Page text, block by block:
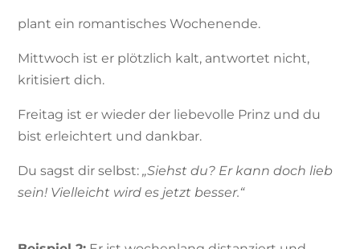
plant ein romantisches Wochenende.
Mittwoch ist er plötzlich kalt, antwortet nicht,
kritisiert dich.
Freitag ist er wieder der liebevolle Prinz und du
bist erleichtert und dankbar.
Du sagst dir selbst:„Siehst du? Er kann doch lieb
sein! Vielleicht wird es jetzt besser.“